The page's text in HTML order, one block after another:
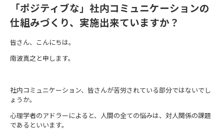
「ポジティブな」社内コミュニケーションの
仕組みづくり、実施出来ていますか？
皆さん、こんにちは。
南波真之と申します。
社内コミュニケーション、皆さんが苦労されている部分ではないでし
ょうか。
心理学者のアドラーによると、人間の全ての悩みは、対人関係の課題
であるといいます。